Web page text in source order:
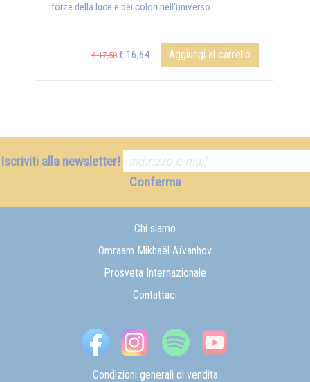
forze della luce e dei colori nell'universo
€ 17,50 € 16,64 Aggiungi al carrello
Iscriviti alla newsletter!
Conferma
Chi siamo
Omraam Mikhaël Aïvanhov
Prosveta Internazionale
Contattaci
Condizioni generali di vendita